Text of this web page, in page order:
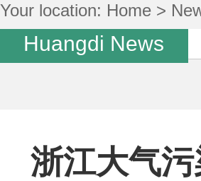
Your location: Home >
Huangdi News
浙江大气